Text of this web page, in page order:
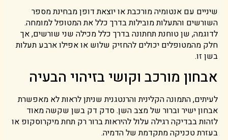
שיניים עם אנטומיה מורכבת או יוצאת דופן מבחינת מספר
השורשים והתעלות מובילות בדרך כלל את המטופל למומחה.
לדוגמה, שן טוחנת תחתונה בדרך כלל מכילה שני שורשים, אך
חלק מהמטופלים יכולים להחזיק שלוש או אפילו ארבע תעלות
בשן זו.
אבחון מורכב וקושי בזיהוי הבעיה
לעיתים, התמונה הקלינית והרנטגנית שניתן לראות לא מאפשרת
אבחון ישיר וברור של מצב השן. סדק דק בשן שקשה מאוד
לזהות בבדיקה רגילה עלול להיראות ברור רק תחת מיקרוסקופ או
בעזרת טכניקה מתקדמת של הדמיה.